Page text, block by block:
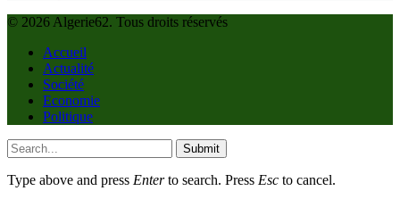
© 2026 Algerie62. Tous droits réservés
Accueil
Actualité
Société
Economie
Politique
Submit
Type above and press Enterto search. Press Esc to cancel.